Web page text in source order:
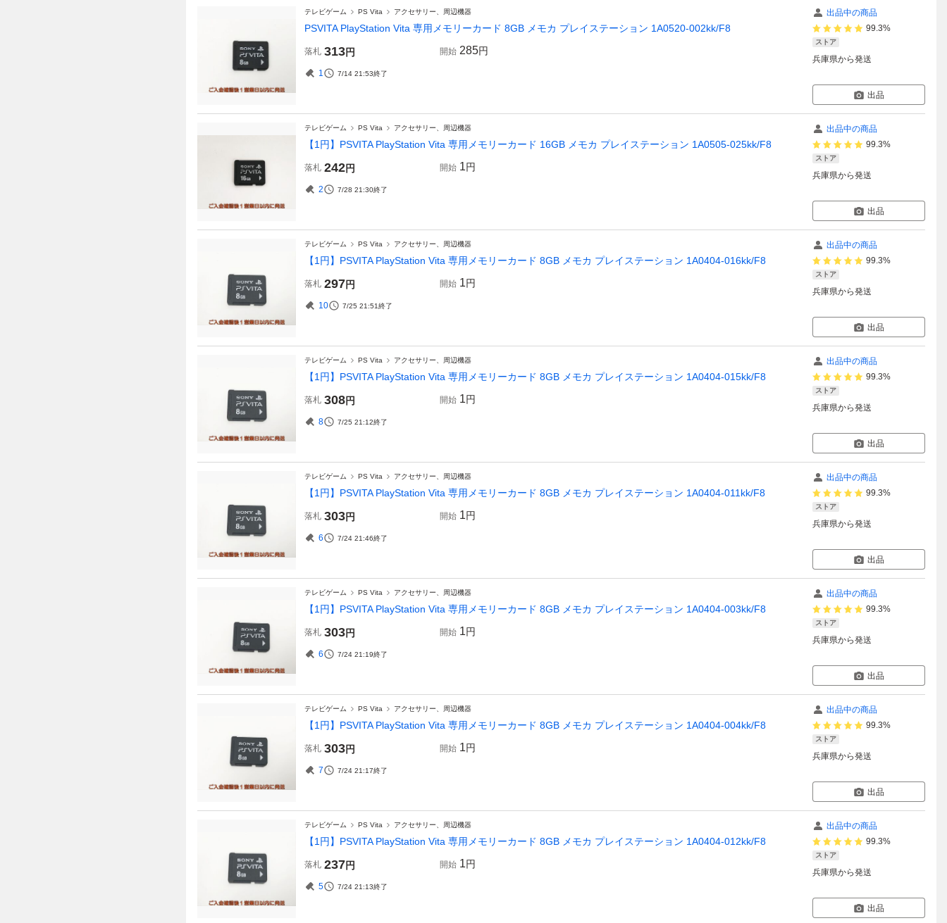
テレビゲーム PS Vita アクセサリー、周辺機器
PSVITA PlayStation Vita 専用メモリーカード 8GB メモカ プレイステーション 1A0520-002kk/F8
落札 313円 開始 285円
1 7/14 21:53終了
出品中の商品
99.3%
ストア
兵庫県から発送
出品
テレビゲーム PS Vita アクセサリー、周辺機器
【1円】PSVITA PlayStation Vita 専用メモリーカード 16GB メモカ プレイステーション 1A0505-025kk/F8
落札 242円 開始 1円
2 7/28 21:30終了
出品中の商品
99.3%
ストア
兵庫県から発送
出品
テレビゲーム PS Vita アクセサリー、周辺機器
【1円】PSVITA PlayStation Vita 専用メモリーカード 8GB メモカ プレイステーション 1A0404-016kk/F8
落札 297円 開始 1円
10 7/25 21:51終了
出品中の商品
99.3%
ストア
兵庫県から発送
出品
テレビゲーム PS Vita アクセサリー、周辺機器
【1円】PSVITA PlayStation Vita 専用メモリーカード 8GB メモカ プレイステーション 1A0404-015kk/F8
落札 308円 開始 1円
8 7/25 21:12終了
出品中の商品
99.3%
ストア
兵庫県から発送
出品
テレビゲーム PS Vita アクセサリー、周辺機器
【1円】PSVITA PlayStation Vita 専用メモリーカード 8GB メモカ プレイステーション 1A0404-011kk/F8
落札 303円 開始 1円
6 7/24 21:46終了
出品中の商品
99.3%
ストア
兵庫県から発送
出品
テレビゲーム PS Vita アクセサリー、周辺機器
【1円】PSVITA PlayStation Vita 専用メモリーカード 8GB メモカ プレイステーション 1A0404-003kk/F8
落札 303円 開始 1円
6 7/24 21:19終了
出品中の商品
99.3%
ストア
兵庫県から発送
出品
テレビゲーム PS Vita アクセサリー、周辺機器
【1円】PSVITA PlayStation Vita 専用メモリーカード 8GB メモカ プレイステーション 1A0404-004kk/F8
落札 303円 開始 1円
7 7/24 21:17終了
出品中の商品
99.3%
ストア
兵庫県から発送
出品
テレビゲーム PS Vita アクセサリー、周辺機器
【1円】PSVITA PlayStation Vita 専用メモリーカード 8GB メモカ プレイステーション 1A0404-012kk/F8
落札 237円 開始 1円
5 7/24 21:13終了
出品中の商品
99.3%
ストア
兵庫県から発送
出品